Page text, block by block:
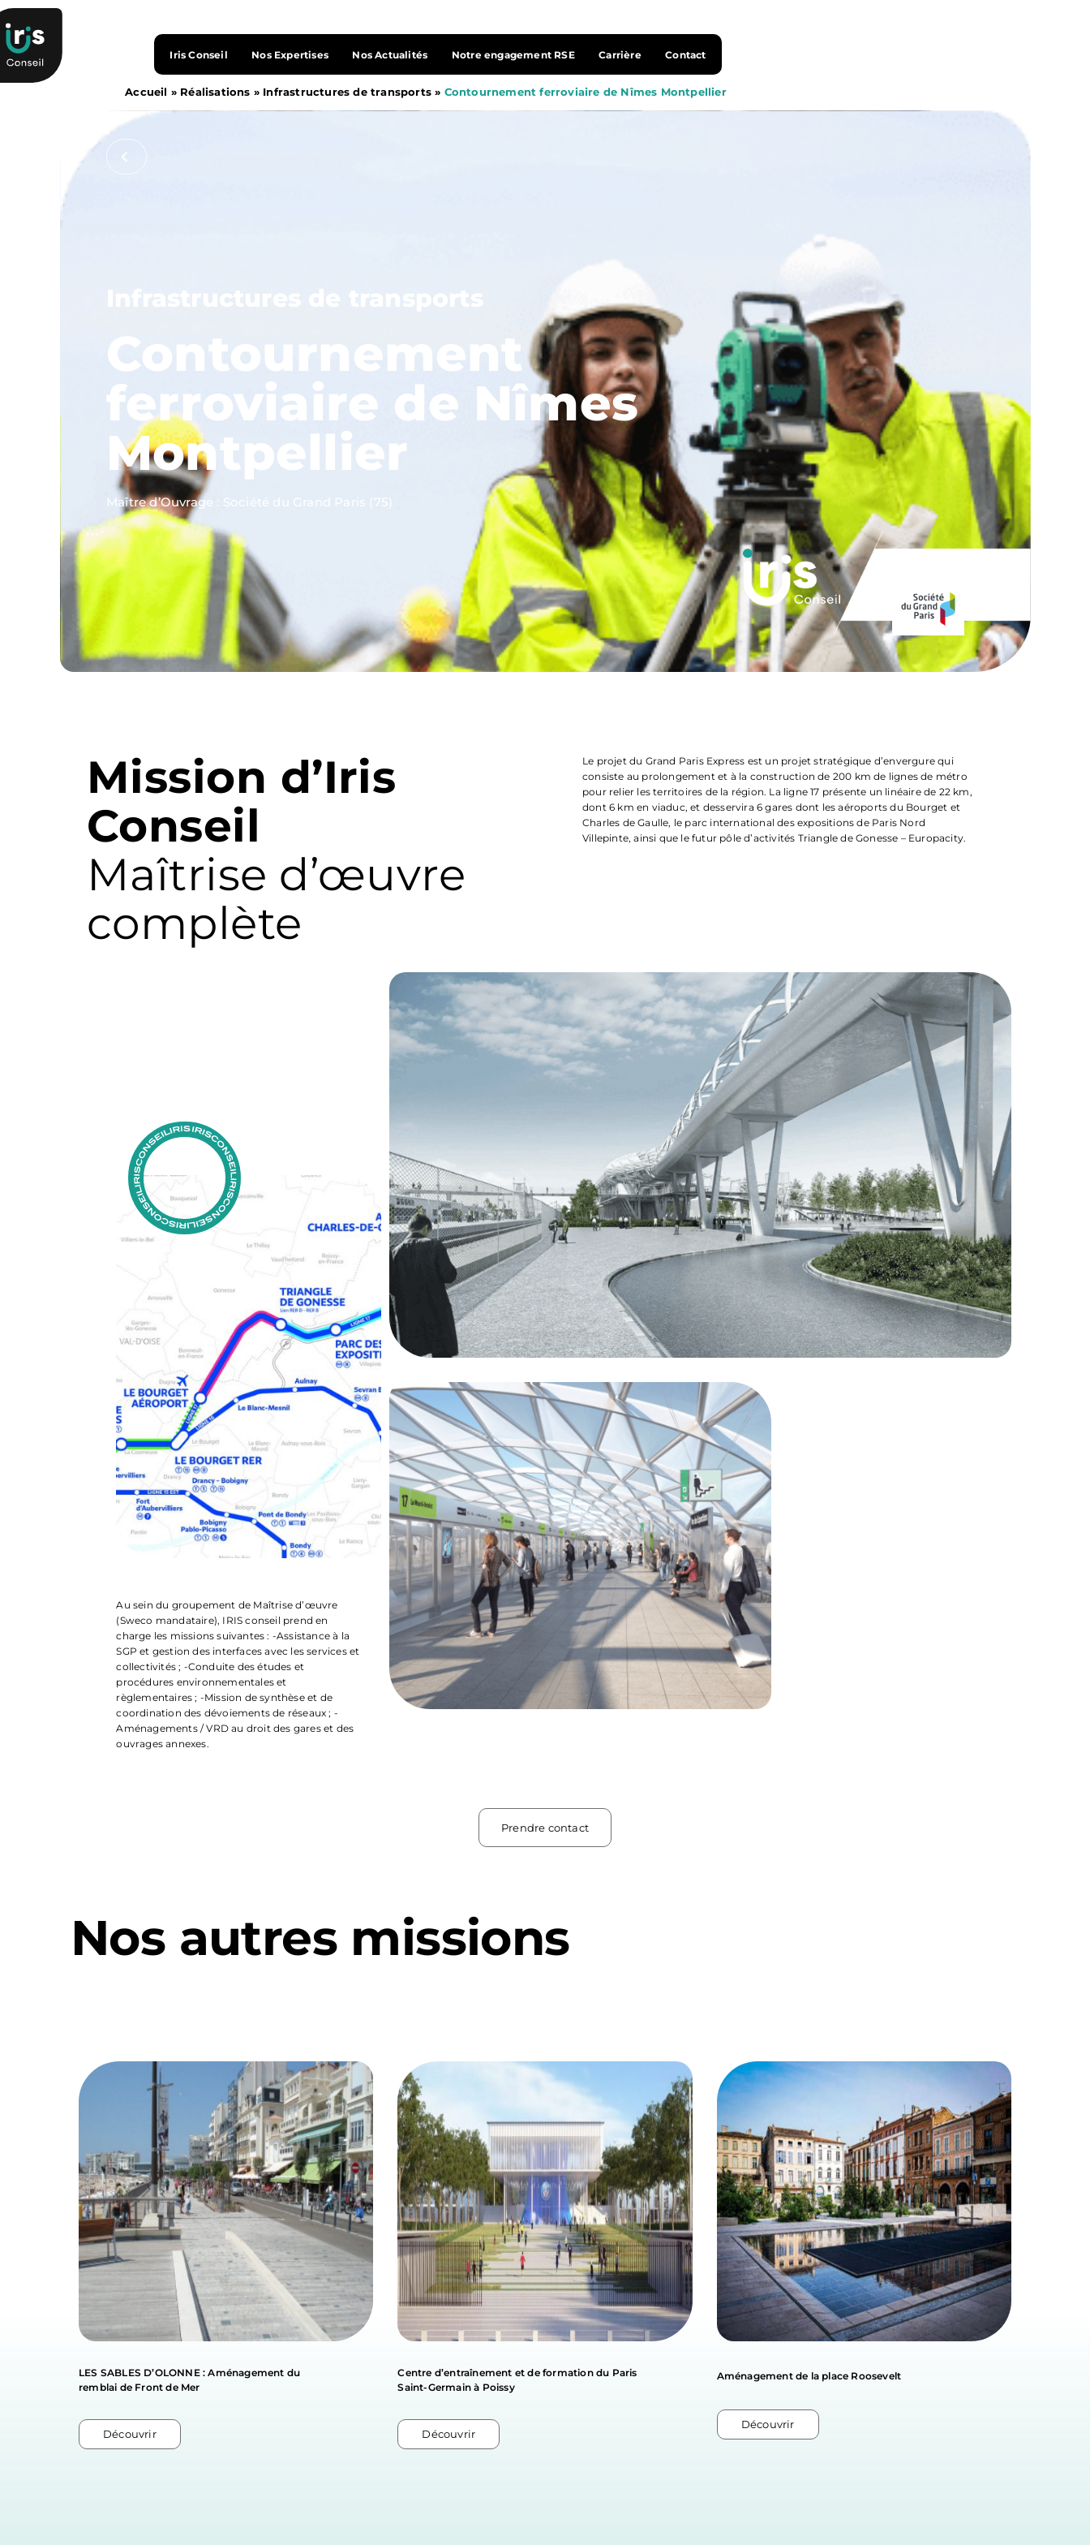
Iris Conseil Nos Expertises Nos Actualités Notre engagement RSE Carrière Contact
Accueil » Réalisations » Infrastructures de transports » Contournement ferroviaire de Nîmes Montpellier
Infrastructures de transports
Contournement
ferroviaire de Nîmes
Montpellier
Maître d’Ouvrage : Société du Grand Paris (75)
Mission d’Iris
Conseil
Maîtrise d’œuvre
complète
Le projet du Grand Paris Express est un projet stratégique d’envergure qui
consiste au prolongement et à la construction de 200 km de lignes de métro
pour relier les territoires de la région. La ligne 17 présente un linéaire de 22 km,
dont 6 km en viaduc, et desservira 6 gares dont les aéroports du Bourget et
Charles de Gaulle, le parc international des expositions de Paris Nord
Villepinte, ainsi que le futur pôle d’activités Triangle de Gonesse – Europacity.
Au sein du groupement de Maîtrise d’œuvre
(Sweco mandataire), IRIS conseil prend en
charge les missions suivantes : -Assistance à la
SGP et gestion des interfaces avec les services et
collectivités ; -Conduite des études et
procédures environnementales et
règlementaires ; -Mission de synthèse et de
coordination des dévoiements de réseaux ; -
Aménagements / VRD au droit des gares et des
ouvrages annexes.
Prendre contact
Nos autres missions
LES SABLES D’OLONNE : Aménagement du
remblai de Front de Mer
Découvrir
Centre d’entraînement et de formation du Paris
Saint-Germain à Poissy
Découvrir
Aménagement de la place Roosevelt
Découvrir